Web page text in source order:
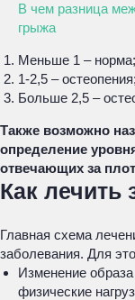
В чем разница
грыжа
Меньше 1 – норма;
1-2,5 – остеопения;
Больше 2,5 –
Также возможно
определение
отвечающих за
Как лечить
Главная схема
заболевания. Для
Изменение
физические